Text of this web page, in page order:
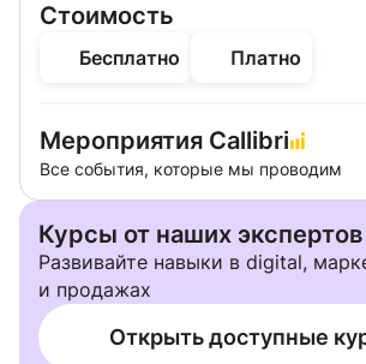
Стоимость
Бесплатно Платно
Мероприятия Callibri
Все события, которые мы проводим
Курсы от наших экспертов
Развивайте навыки в digital,
и продажах
Открыть доступные